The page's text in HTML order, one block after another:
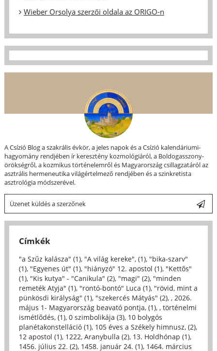
Wieber Orsolya szerzői oldala az ORIGO-n
A Csízió Blog a szakrális évkör, a jeles napok és a Csízió kalendáriumi-
hagyomány rendjében ír keresztény kozmológiáról, a Boldogasszony-
örökségről, a kozmikus történelemről és Magyarország csillagzatáról az
asztrális hermeneutika világértelmező rendjében és a szinkretista
asztrológia módszerével.
Üzenet küldés a szerzőnek
Címkék
"a Szűz kalásza" (1), "A világ kereke", (1), "bika-szarv"
(1), "Egyenes út" (1), "hiányzó" 12. apostol (1), "Kettős"
(1), "Kis kutya" - "Canikula" (2), "magi" (2), "minden
remeték Atyja" (1), "rontó-bontó" Luca (1), "rövid, mint a
pünkösdi királyság" (1), "szekercés Mátyás" (2), , 2026.
május 1- Magyarország beavató pontja, (1), , történelmi
ismétlődés, (1), 0 szimbolikája (3), 10 bolygós
planétakonstelláció (1), 105 éves a Székely himnusz, (2),
12 apostol (1), 1222, Aranybulla (2), 13. Holdhónap (1),
1456. július 22. (2), 1458. január 24. (1), 1464. március